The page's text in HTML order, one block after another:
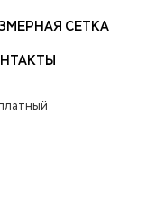
СЕТКА